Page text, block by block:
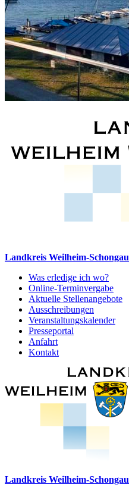
Landkreis Weilheim-Schongau
Was erledige ich wo?
Online-Terminvergabe
Aktuelle Stellenangebote
Ausschreibungen
Veranstaltungskalender
Presseportal
Anfahrt
Kontakt
Landkreis Weilheim-Schongau